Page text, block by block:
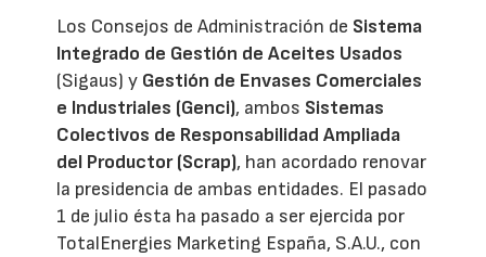
Los Consejos de Administración de Sistema
Integrado de Gestión de Aceites Usados
(Sigaus) y Gestión de Envases Comerciales
e Industriales (Genci), ambos Sistemas
Colectivos de Responsabilidad Ampliada
del Productor (Scrap), han acordado renovar
la presidencia de ambas entidades. El pasado
1 de julio ésta ha pasado a ser ejercida por
TotalEnergies Marketing España, S.A.U., con